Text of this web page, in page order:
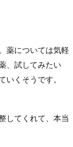
薬については気軽
、試してみたい
くそうです。
してくれて、本当